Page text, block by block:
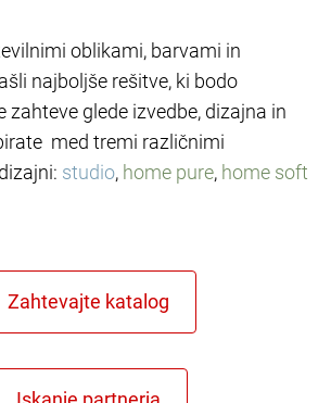
oblikami, barvami in
najboljše rešitve, ki bodo
zahteve glede izvedbe, dizajna in
med tremi različnimi
studio, home pure, home soft